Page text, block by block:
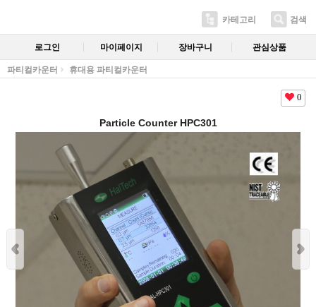
카테고리 검색
로그인 마이페이지 장바구니 관심상품
파티컬카운터 휴대용 파티컬카운터
0
Particle Counter HPC301